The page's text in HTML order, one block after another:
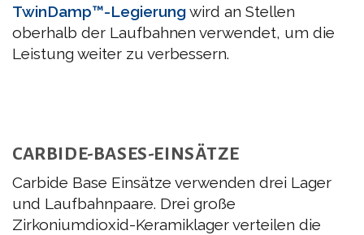
TwinDamp™-Legierungwird an Stellen
oberhalb der Laufbahnen verwendet, um die
Leistung weiter zu verbessern.
CARBIDE-BASES-EINSÄTZE
Carbide Base Einsätze verwenden drei Lager
und Laufbahnpaare. Drei große
Zirkoniumdioxid-Keramiklager verteilen die